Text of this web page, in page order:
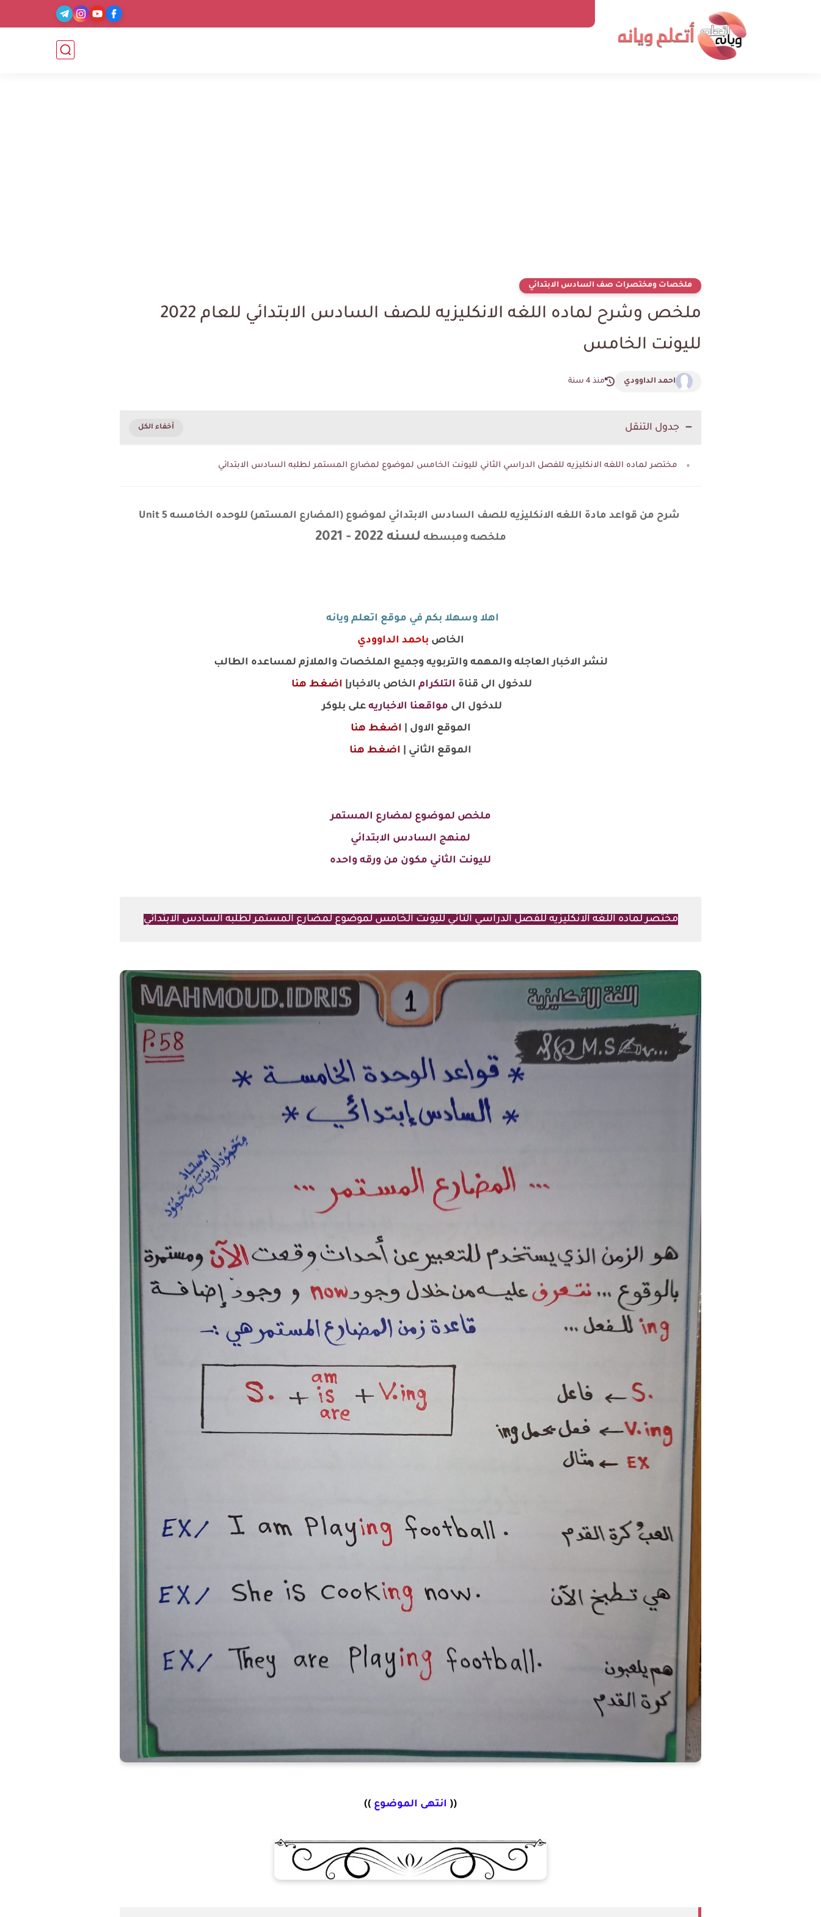
ملخصات ومختصرات صف السادس الابتدائي
ملخص وشرح لماده اللغه الانكليزيه للصف السادس الابتدائي للعام 2022
لليونت الخامس
احمد الداوودي منذ 4 سنة
جدول التنقل
مختصر لماده اللغه الانكليزيه للفصل الدراسي الثاني لليونت الخامس لموضوع لمضارع المستمر لطلبه السادس الابتدائي
شرح من قواعد مادة اللغه الانكليزيه للصف السادس الابتدائي لموضوع (المضارع المستمر) للوحده الخامسه Unit 5
ملخصه ومبسطه لسنه 2022 - 2021
اهلا وسهلا بكم في موقع اتعلم ويانه
الخاص باحمد الداوودي
لنشر الاخبار العاجله والمهمه والتربويه وجميع الملخصات والملازم لمساعده الطالب
للدخول الى قناة التلكرام الخاص بالاخبار| اضغط هنا
للدخول الى مواقعنا الاخباريه على بلوكر
الموقع الاول | اضغط هنا
الموقع الثاني |
اضغط هنا
ملخص لموضوع لمضارع المستمر
لمنهج السادس الابتدائي
لليونت الثاني مكون من ورقه واحده
مختصر لماده اللغه الانكليزيه للفصل الدراسي الثاني لليونت الخامس لموضوع لمضارع المستمر لطلبه السادس الابتدائي
(( انتهى الموضوع ))